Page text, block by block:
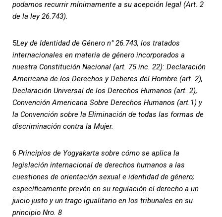
podamos recurrir mínimamente a su acepción legal (Art. 2
de la ley 26.743).
5Ley de Identidad de Género n° 26.743, los tratados
internacionales en materia de género incorporados a
nuestra Constitución Nacional (art. 75 inc. 22): Declaración
Americana de los Derechos y Deberes del Hombre (art. 2),
Declaración Universal de los Derechos Humanos (art. 2),
Convención Americana Sobre Derechos Humanos (art.1) y
la Convención sobre la Eliminación de todas las formas de
discriminación contra la Mujer.
6 Principios de Yogyakarta sobre cómo se aplica la
legislación internacional de derechos humanos a las
cuestiones de orientación sexual e identidad de género;
específicamente prevén en su regulación el derecho a un
juicio justo y un trago igualitario en los tribunales en su
principio Nro. 8